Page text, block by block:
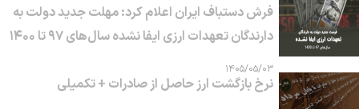
فرش دستباف ایران اعلام کرد: مهلت جدید دولت به
دارندگان تعهدات ارزی ایفا نشده سال‌های ۹۷ تا ۱۴۰۰
۱۴۰۵/۰۵/۰۳
نرخ بازگشت ارز حاصل از صادرات + تکمیلی